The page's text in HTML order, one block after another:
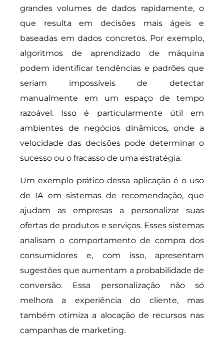
grandes volumes de dados rapidamente, o
que resulta em decisões mais ágeis e
baseadas em dados concretos. Por exemplo,
algoritmos de aprendizado de máquina
podem identificar tendências e padrões que
seriam impossíveis de detectar
manualmente em um espaço de tempo
razoável. Isso é particularmente útil em
ambientes de negócios dinâmicos, onde a
velocidade das decisões pode determinar o
sucesso ou o fracasso de uma estratégia.
Um exemplo prático dessa aplicação é o uso
de IA em sistemas de recomendação, que
ajudam as empresas a personalizar suas
ofertas de produtos e serviços. Esses sistemas
analisam o comportamento de compra dos
consumidores e, com isso, apresentam
sugestões que aumentam a probabilidade de
conversão. Essa personalização não só
melhora a experiência do cliente, mas
também otimiza a alocação de recursos nas
campanhas de marketing.